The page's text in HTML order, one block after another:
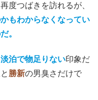
度つばきを訪れるが、
もわからなくなってい
。
泊で物足りない印象だ
勝新の男臭さだけで